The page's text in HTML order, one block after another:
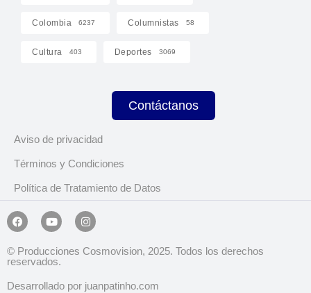
Colombia 6237 Columnistas 58
Cultura 403 Deportes 3069
Contáctanos
Aviso de privacidad
Términos y Condiciones
Política de Tratamiento de Datos
© Producciones Cosmovision, 2025. Todos los derechos
reservados.
Desarrollado por juanpatinho.com